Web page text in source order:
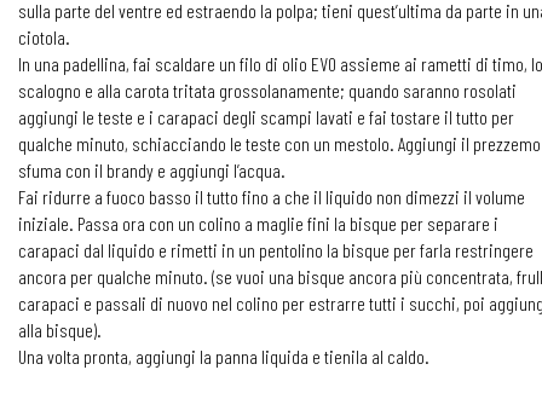
sulla parte del ventre ed estraendo la polpa; tieni quest’ultima da parte in
ciotola.
In una padellina, fai scaldare un filo di olio EVO assieme ai rametti di timo, lo
scalogno e alla carota tritata grossolanamente; quando saranno rosolati
aggiungi le teste e i carapaci degli scampi lavati e fai tostare il tutto per
qualche minuto, schiacciando le teste con un mestolo. Aggiungi il
sfuma con il brandy e aggiungi l’acqua.
Fai ridurre a fuoco basso il tutto fino a che il liquido non dimezzi il volume
iniziale. Passa ora con un colino a maglie fini la bisque per separare i
carapaci dal liquido e rimetti in un pentolino la bisque per farla restringere
ancora per qualche minuto. (se vuoi una bisque ancora più concentrata,
carapaci e passali di nuovo nel colino per estrarre tutti i succhi, poi
alla bisque).
Una volta pronta, aggiungi la panna liquida e tienila al caldo.